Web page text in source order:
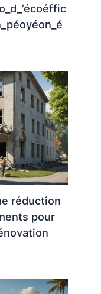
réduction
pour